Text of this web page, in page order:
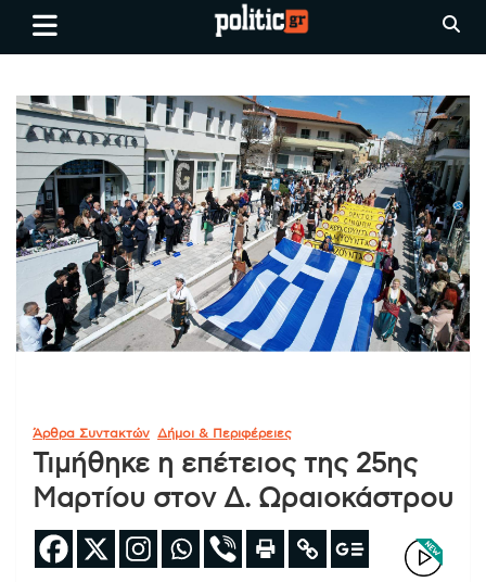
Skip
Ειδήσεις απο τη
Θεσσαλονίκη, την Ελλάδα και
όλο τον Κόσμο
politic.gr
Άρθρα Συντακτών Δήμοι & Περιφέρειες
Τιμήθηκε η επέτειος της 25ης
Μαρτίου στον Δ. Ωραιοκάστρου